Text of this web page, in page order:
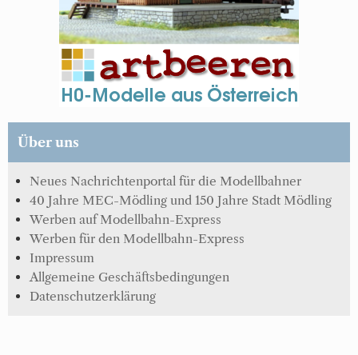
Über uns
Neues Nachrichtenportal für die Modellbahner
40 Jahre MEC-Mödling und 150 Jahre Stadt Mödling
Werben auf Modellbahn-Express
Werben für den Modellbahn-Express
Impressum
Allgemeine Geschäftsbedingungen
Datenschutzerklärung